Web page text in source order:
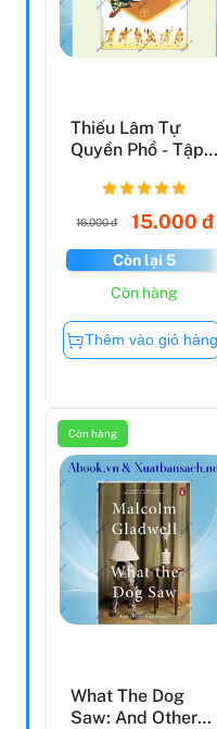
Thiếu Lâm Tự
Quyền Phổ - Tập
16.000 đ 15.000 đ
Còn lại 5
Còn hàng
Thêm vào giỏ hàng
Còn hàng
What The Dog
Saw: And Other